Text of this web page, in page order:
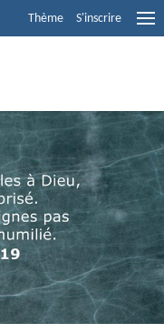
Thème S'inscrire